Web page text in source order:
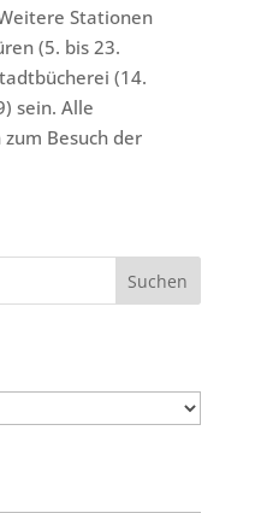
Stationen
(5. bis 23.
(14.
sein. Alle
Besuch der